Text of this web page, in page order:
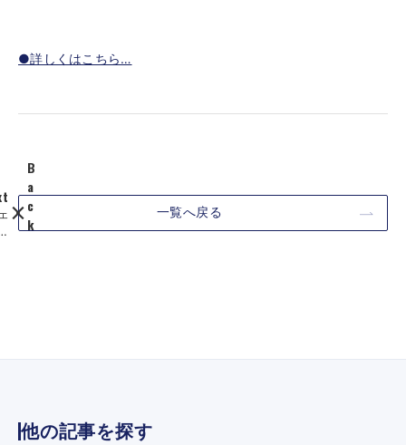
●詳しくはこちら…
B
a
c
k
ス
経
一覧へ戻る
他の記事を探す